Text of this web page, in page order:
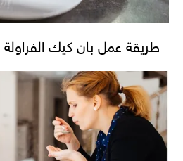
طريقة عمل بان كيك